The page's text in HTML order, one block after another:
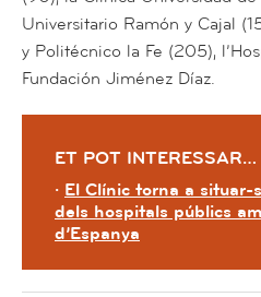
Universitario Ramón y Cajal
y Politécnico la Fe (205),
Fundación Jiménez Díaz.
ET POT INTERESSAR…
· El Clínic torna a
dels hospitals públics
d’Espanya